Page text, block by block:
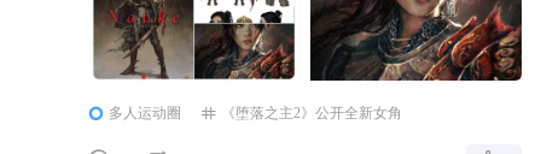
多人运动圈 《堕落之主2》公开全新女角